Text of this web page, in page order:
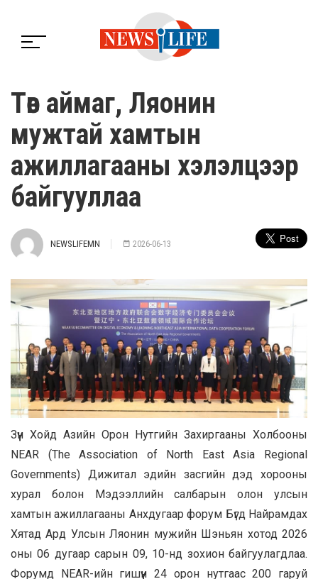
Төв аймаг, Ляонин
мужтай хамтын
ажиллагааны хэлэлцээр
байгууллаа
NEWSLIFEMN 2026-06-13
Зүүн Хойд Азийн Орон Нутгийн Захиргааны Холбооны
NEAR (The Association of North East Asia Regional
Governments) Дижитал эдийн засгийн дэд хорооны
хурал болон Мэдээллийн салбарын олон улсын
хамтын ажиллагааны Анхдугаар форум Бүгд Найрамдах
Хятад Ард Улсын Ляонин мужийн Шэньян хотод 2026
оны 06 дугаар сарын 09, 10-нд зохион байгуулагдлаа.
Форумд NEAR-ийн гишүүн 24 орон нутгаас 200 гаруй